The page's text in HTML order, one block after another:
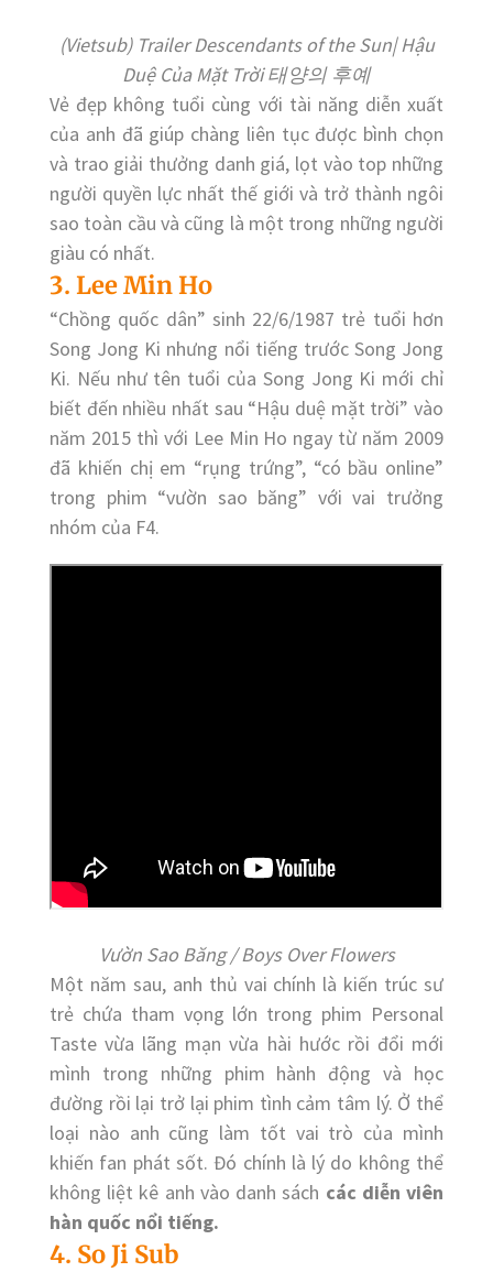
(Vietsub) Trailer Descendants of the Sun| Hậu
Duệ Của Mặt Trời 태양의 후예
Vẻ đẹp không tuổi cùng với tài năng diễn xuất
của anh đã giúp chàng liên tục được bình chọn
và trao giải thưởng danh giá, lọt vào top những
người quyền lực nhất thế giới và trở thành ngôi
sao toàn cầu và cũng là một trong những người
giàu có nhất.
3. Lee Min Ho
“Chồng quốc dân” sinh 22/6/1987 trẻ tuổi hơn
Song Jong Ki nhưng nổi tiếng trước Song Jong
Ki. Nếu như tên tuổi của Song Jong Ki mới chỉ
biết đến nhiều nhất sau “Hậu duệ mặt trời” vào
năm 2015 thì với Lee Min Ho ngay từ năm 2009
đã khiến chị em “rụng trứng”, “có bầu online”
trong phim “vườn sao băng” với vai trưởng
nhóm của F4.
Vườn Sao Băng / Boys Over Flowers
Một năm sau, anh thủ vai chính là kiến trúc sư
trẻ chứa tham vọng lớn trong phim Personal
Taste vừa lãng mạn vừa hài hước rồi đổi mới
mình trong những phim hành động và học
đường rồi lại trở lại phim tình cảm tâm lý. Ở thể
loại nào anh cũng làm tốt vai trò của mình
khiến fan phát sốt. Đó chính là lý do không thể
không liệt kê anh vào danh sách các diễn viên
hàn quốc nổi tiếng.
4. So Ji Sub